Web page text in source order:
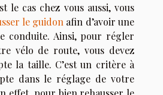
le cas chez vous aussi, vous
le guidon afin d’avoir une
conduite. Ainsi, pour régler
vélo de route, vous devez
la taille. C’est un critère à
dans le réglage de votre